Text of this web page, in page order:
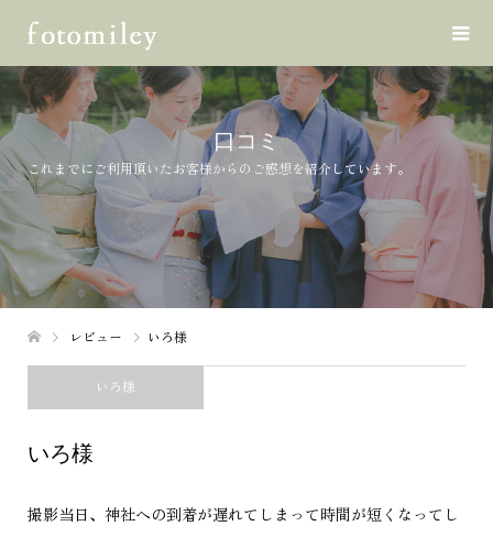
口コミ
これまでにご利用頂いたお客様からのご感想を紹介しています。
レビュー いろ様
いろ様
いろ様
撮影当日、神社への到着が遅れてしまって時間が短くなってし